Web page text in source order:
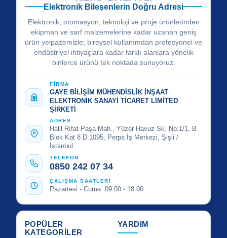
Elektronik Bileşenlerin Doğru Adresi
Elektronik, otomasyon, teknoloji ve proje ürünlerinden
ekipman ve sarf malzemelerine kadar uzanan geniş
ürün yelpazemizle; bireysel kullanımdan profesyonel ve
endüstriyel ihtiyaçlara kadar farklı alanlara yönelik
binlerce ürünü tek noktada sunuyoruz.
FİRMA
GAYE BİLİŞİM MÜHENDİSLİK İNŞAAT
ELEKTRONİK SANAYİ TİCARET LİMİTED
ŞİRKETİ
ADRES
Halil Rıfat Paşa Mah., Yüzer Havuz Sk. No:1/1, B
Blok Kat 8 D:1095, Perpa İş Merkezi, Şişli /
İstanbul
TELEFON
0850 242 07 34
ÇALIŞMA SAATLERİ
Pazartesi - Cuma: 09:00 - 18:00
POPÜLER
KATEGORİLER
YARDIM